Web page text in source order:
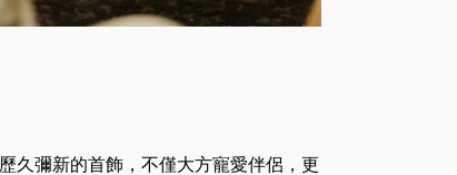
久彌新的首飾，不僅大方寵愛伴侶，更